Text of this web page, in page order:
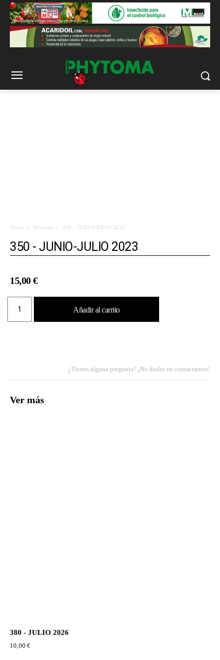
Home Revistas 350 – JUNIO-JULIO 2023
350 - JUNIO-JULIO 2023
15,00€
JUNIO-
Añadir al carrito
¿Tienes alguna pregunta? ¡No dudes en contactarnos!
Ver más
380 - JULIO 2026
10,00€